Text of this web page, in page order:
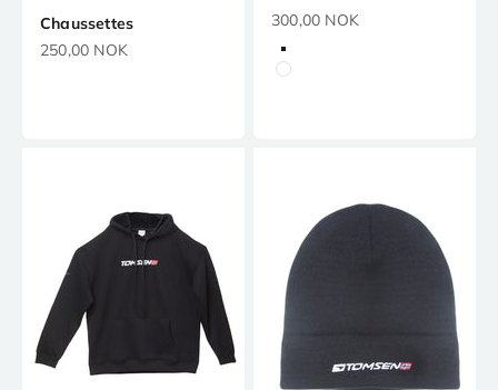
Chaussettes
Prix de vente
250,00 NOK
Prix de vente
300,00 NOK
Noir
Blanc